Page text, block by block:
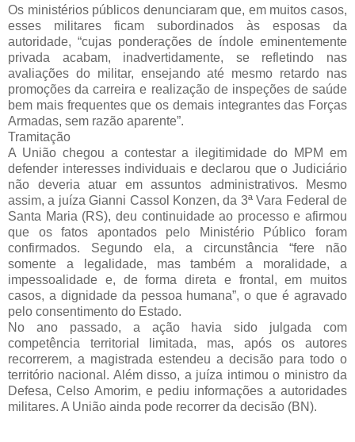
Os ministérios públicos denunciaram que, em muitos casos,
esses militares ficam subordinados às esposas da
autoridade, “cujas ponderações de índole eminentemente
privada acabam, inadvertidamente, se refletindo nas
avaliações do militar, ensejando até mesmo retardo nas
promoções da carreira e realização de inspeções de saúde
bem mais frequentes que os demais integrantes das Forças
Armadas, sem razão aparente”.
Tramitação
A União chegou a contestar a ilegitimidade do MPM em
defender interesses individuais e declarou que o Judiciário
não deveria atuar em assuntos administrativos. Mesmo
assim, a juíza Gianni Cassol Konzen, da 3ª Vara Federal de
Santa Maria (RS), deu continuidade ao processo e afirmou
que os fatos apontados pelo Ministério Público foram
confirmados. Segundo ela, a circunstância “fere não
somente a legalidade, mas também a moralidade, a
impessoalidade e, de forma direta e frontal, em muitos
casos, a dignidade da pessoa humana”, o que é agravado
pelo consentimento do Estado.
No ano passado, a ação havia sido julgada com
competência territorial limitada, mas, após os autores
recorrerem, a magistrada estendeu a decisão para todo o
território nacional. Além disso, a juíza intimou o ministro da
Defesa, Celso Amorim, e pediu informações a autoridades
militares. A União ainda pode recorrer da decisão (BN).